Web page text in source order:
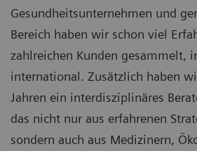
Gesundheitsunternehmen und
Bereich haben wir schon viel
zahlreichen Kunden gesammelt,
international. Zusätzlich haben
Jahren ein interdisziplinäres
das nicht nur aus erfahrenen
sondern auch aus Medizinern,